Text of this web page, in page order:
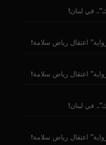
في لبنان!
اعتقال رياض سلامة!
اعتقال رياض سلامة!
في لبنان!
اعتقال رياض سلامة!